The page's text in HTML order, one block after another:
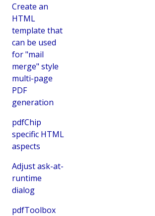
Create an
HTML
template that
can be used
for "mail
merge" style
multi-page
PDF
generation
pdfChip
specific HTML
aspects
Adjust ask-at-
runtime
dialog
pdfToolbox